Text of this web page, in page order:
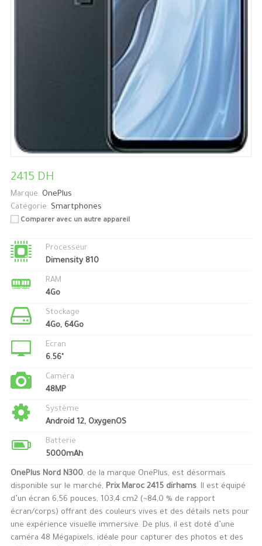
2415 DH
Marque: OnePlus
Catégorie: Smartphones
Comparer avec un autre appareil
Processeur
Dimensity 810
RAM
4Go
Stockage
4Go, 64Go
Ecran
6.56"
Caméra
48MP
Système
Android 12, OxygenOS
Batterie
5000mAh
OnePlus Nord N300, de la marque OnePlus, est désormais
disponible sur le marché, Prix Maroc 2415 dirhams. Il est équipé
d’un écran 6,56 pouces, 103,4 cm2 (~84,0 % de rapport
écran/corps) offrant des couleurs vives et des détails nets pour
une expérience visuelle immersive. De plus, il est doté d’une
caméra 48 Mégapixels, idéale pour capturer des photos et des